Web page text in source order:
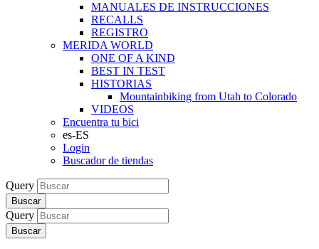
MANUALES DE INSTRUCCIONES
RECALLS
REGISTRO
MERIDA WORLD
ONE OF A KIND
BEST IN TEST
HISTORIAS
Mountainbiking from Utah to Colorado
VIDEOS
Encuentra tu bici
es-ES
Login
Buscador de tiendas
Query
Buscar
Query
Buscar